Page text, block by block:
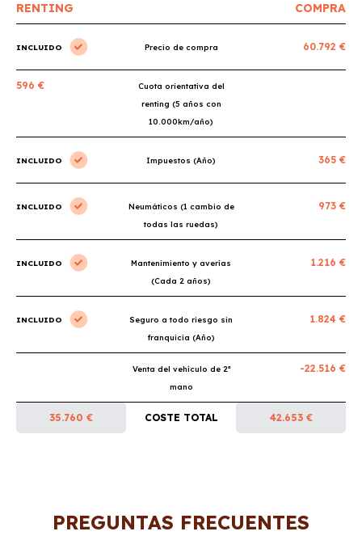
RENTING COMPRA
INCLUIDO Precio de compra 60.792 €
596 €
Cuota orientativa del
renting (5 años con
10.000km/año)
INCLUIDO Impuestos (Año) 365 €
INCLUIDO
Neumáticos (1 cambio de
todas las ruedas)
973 €
INCLUIDO
Mantenimiento y averías
(Cada 2 años)
1.216 €
INCLUIDO
Seguro a todo riesgo sin
franquicia (Año)
1.824 €
Venta del vehículo de 2ª
mano
-22.516 €
35.760 € COSTE TOTAL 42.653 €
PREGUNTAS FRECUENTES